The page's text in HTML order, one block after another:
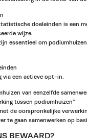
doeleinden is een
wijze.
essentieel om
via een actieve opt-in.
van eenzelfde
tussen podiumhuizen”
de oorspronkelijke
te gaan samenwerken op
BEWAARD?